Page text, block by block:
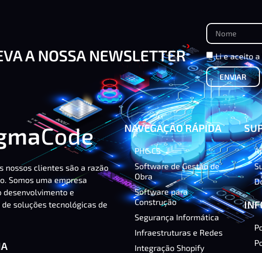
A NOSSA NEWSLETTER Li e aceito a
ENVIAR
nossos clientes são a razão
Somos uma empresa
desenvolvimento e
soluções tecnológicas de
NAVEGAÇÃO RÁPIDA
PHC CS
Software de Gestão de
Obra
Software para
Construção
Segurança Informática
Infraestruturas e Redes
Integração Shopify